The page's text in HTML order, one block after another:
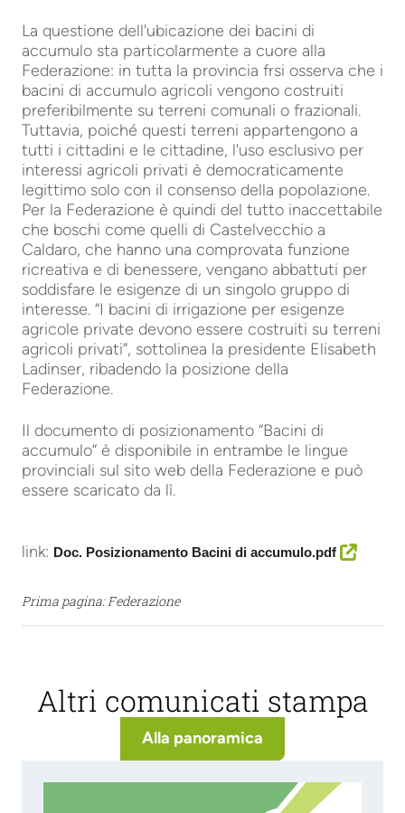
La questione dell'ubicazione dei bacini di
accumulo sta particolarmente a cuore alla
Federazione: in tutta la provincia frsi osserva che i
bacini di accumulo agricoli vengono costruiti
preferibilmente su terreni comunali o frazionali.
Tuttavia, poiché questi terreni appartengono a
tutti i cittadini e le cittadine, l'uso esclusivo per
interessi agricoli privati è democraticamente
legittimo solo con il consenso della popolazione.
Per la Federazione è quindi del tutto inaccettabile
che boschi come quelli di Castelvecchio a
Caldaro, che hanno una comprovata funzione
ricreativa e di benessere, vengano abbattuti per
soddisfare le esigenze di un singolo gruppo di
interesse. “I bacini di irrigazione per esigenze
agricole private devono essere costruiti su terreni
agricoli privati”, sottolinea la presidente Elisabeth
Ladinser, ribadendo la posizione della
Federazione.
Il documento di posizionamento “Bacini di
accumulo” è disponibile in entrambe le lingue
provinciali sul sito web della Federazione e può
essere scaricato da lì.
link: Doc. Posizionamento Bacini di accumulo.pdf
Prima pagina: Federazione
Altri comunicati stampa
Alla panoramica